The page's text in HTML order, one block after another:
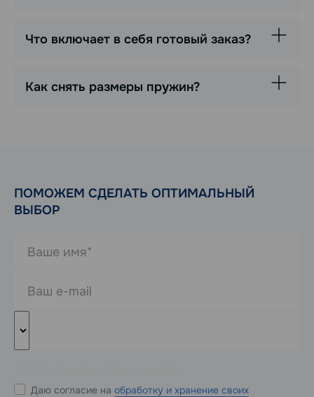
Что включает в себя готовый заказ?
Как снять размеры пружин?
ПОМОЖЕМ СДЕЛАТЬ ОПТИМАЛЬНЫЙ
ВЫБОР
Даю согласие на обработку и хранение своих